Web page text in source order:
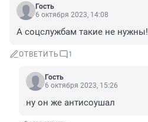
Гость
6 октября 2023, 14:08
А соцслужбам такие не нужны!
ОТВЕТИТЬ 1
Гость
6 октября 2023, 15:26
ну он же антисоушал